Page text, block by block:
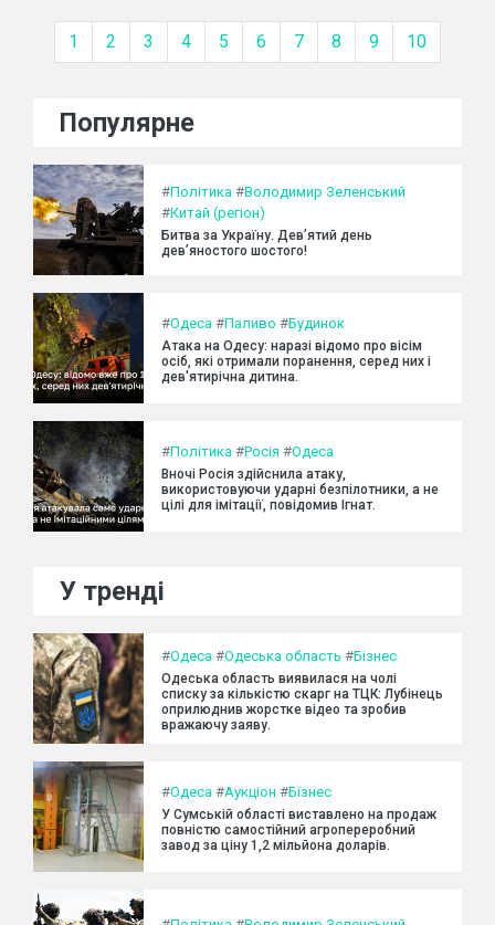
1 2 3 4 5 6 7 8 9 10
Популярне
#Політика #Володимир Зеленський
#Китай (регіон)
Битва за Україну. Дев’ятий день
дев’яностого шостого!
#Одеса #Паливо #Будинок
Атака на Одесу: наразі відомо про вісім
осіб, які отримали поранення, серед них і
дев'ятирічна дитина.
#Політика #Росія #Одеса
Вночі Росія здійснила атаку,
використовуючи ударні безпілотники, а не
цілі для імітації, повідомив Ігнат.
У тренді
#Одеса #Одеська область #Бізнес
Одеська область виявилася на чолі
списку за кількістю скарг на ТЦК: Лубінець
оприлюднив жорстке відео та зробив
вражаючу заяву.
#Одеса #Аукціон #Бізнес
У Сумській області виставлено на продаж
повністю самостійний агропереробний
завод за ціну 1,2 мільйона доларів.